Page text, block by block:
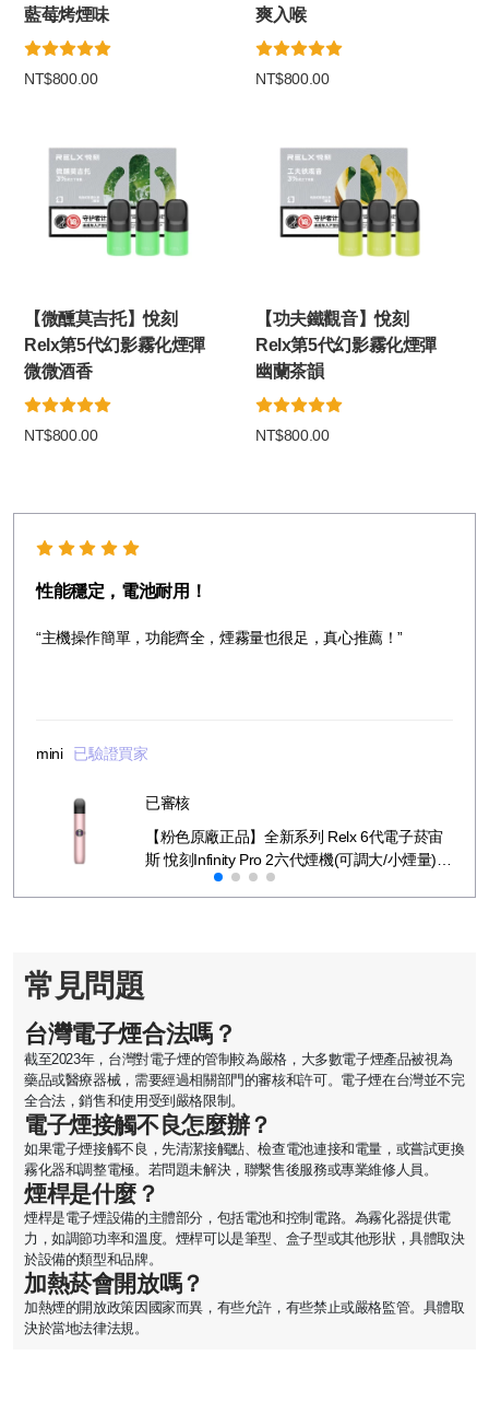
藍莓烤煙味
NT$800.00
爽入喉
NT$800.00
【微醺莫吉托】悅刻
Relx第5代幻影霧化煙彈
微微酒香
NT$800.00
【功夫鐵觀音】悅刻
Relx第5代幻影霧化煙彈
幽蘭茶韻
NT$800.00
性能穩定，電池耐用！
“主機操作簡單，功能齊全，煙霧量也很足，真心推薦！”
mini 已驗證買家
已審核
【粉色原廠正品】全新系列 Relx 6代電子菸宙
斯 悅刻Infinity Pro 2六代煙機(可調大/小煙量)
支持Relx 4/5代煙彈通用 (下訂秒發貨)
常見問題
台灣電子煙合法嗎？
截至2023年，台灣對電子煙的管制較為嚴格，大多數電子煙產品被視為
藥品或醫療器械，需要經過相關部門的審核和許可。電子煙在台灣並不完
全合法，銷售和使用受到嚴格限制。
電子煙接觸不良怎麼辦？
如果電子煙接觸不良，先清潔接觸點、檢查電池連接和電量，或嘗試更換
霧化器和調整電極。若問題未解決，聯繫售後服務或專業維修人員。
煙桿是什麼？
煙桿是電子煙設備的主體部分，包括電池和控制電路。為霧化器提供電
力，如調節功率和溫度。煙桿可以是筆型、盒子型或其他形狀，具體取決
於設備的類型和品牌。
加熱菸會開放嗎？
加熱煙的開放政策因國家而異，有些允許，有些禁止或嚴格監管。具體取
決於當地法律法規。